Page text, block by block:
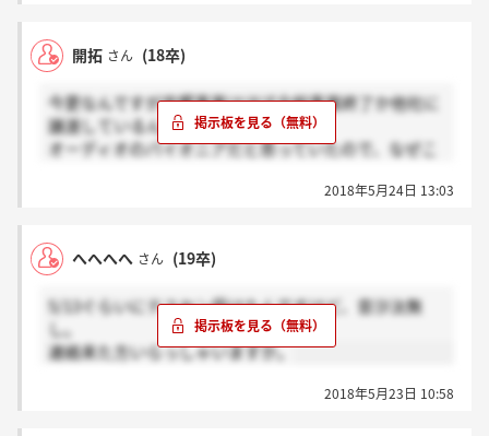
開拓 さん (18卒)
今更なんですが音響事業はほぼ全般事業終了か他社に
譲渡しているんですね
オーディオのパイオニアだと思っていたので、なぜこ
2018年5月24日 13:03
へへへへ さん (19卒)
5/13ぐらいにテスセン受けたんですけど、音沙汰無
し。
連絡来た方いらっしゃいますか。
2018年5月23日 10:58